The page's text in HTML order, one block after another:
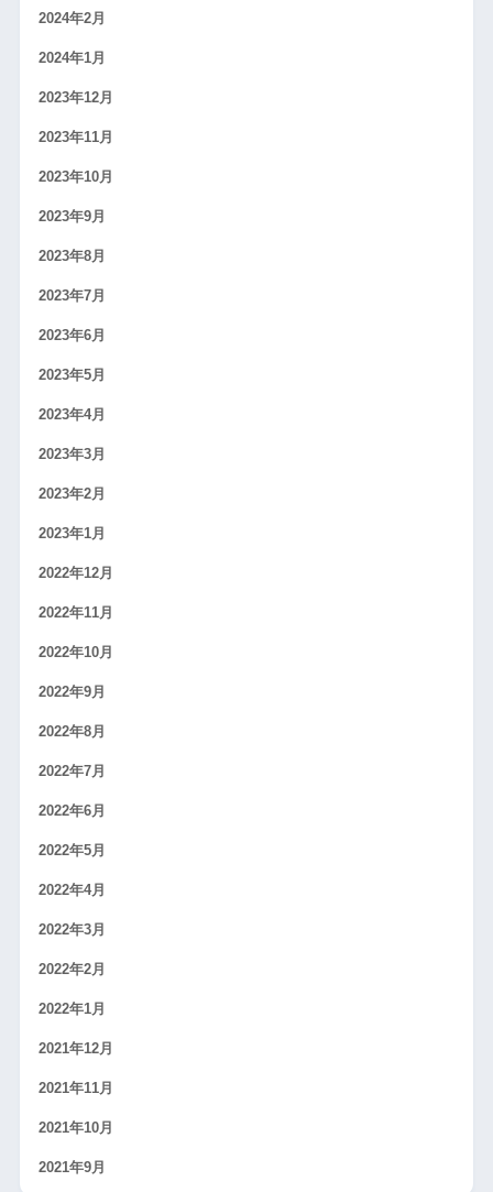
2024年2月
2024年1月
2023年12月
2023年11月
2023年10月
2023年9月
2023年8月
2023年7月
2023年6月
2023年5月
2023年4月
2023年3月
2023年2月
2023年1月
2022年12月
2022年11月
2022年10月
2022年9月
2022年8月
2022年7月
2022年6月
2022年5月
2022年4月
2022年3月
2022年2月
2022年1月
2021年12月
2021年11月
2021年10月
2021年9月